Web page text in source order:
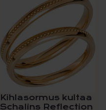
Kihlasormus kultaa
Schalins Reflection